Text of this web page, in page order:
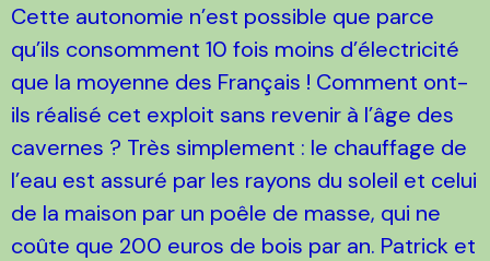
Cette autonomie n’est possible que parce
qu’ils consomment 10 fois moins d’électricité
que la moyenne des Français ! Comment ont-
ils réalisé cet exploit sans revenir à l’âge des
cavernes ? Très simplement : le chauffage de
l’eau est assuré par les rayons du soleil et celui
de la maison par un poêle de masse, qui ne
coûte que 200 euros de bois par an. Patrick et